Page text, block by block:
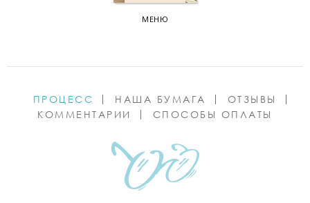
МЕНЮ
ПРОЦЕСС НАША БУМАГА
ОТЗЫВЫ
КОММЕНТАРИИ
СПОСОБЫ ОПЛАТЫ